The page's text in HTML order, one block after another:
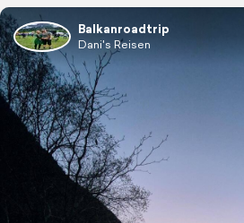
Balkanroadtrip
Dani's Reisen